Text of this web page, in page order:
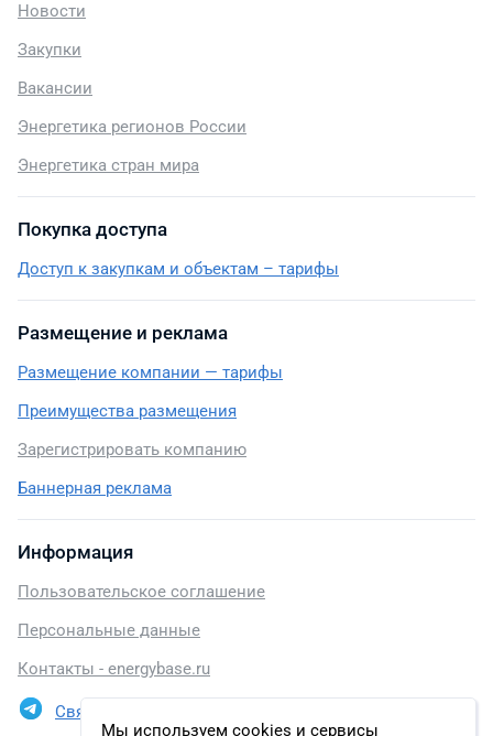
Мы используем cookies и сервисы
Новости
Закупки
Вакансии
Энергетика регионов России
Энергетика стран мира
Покупка доступа
Доступ к закупкам и объектам – тарифы
Размещение и реклама
Размещение компании — тарифы
Преимущества размещения
Зарегистрировать компанию
Баннерная реклама
Информация
Пользовательское соглашение
Персональные данные
Контакты - energybase.ru
Связаться в Telegram